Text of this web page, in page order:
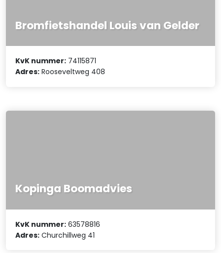
Bromfietshandel Louis van Gelder
KvK nummer: 74115871
Adres: Rooseveltweg 408
Kopinga Boomadvies
KvK nummer: 63578816
Adres: Churchillweg 41